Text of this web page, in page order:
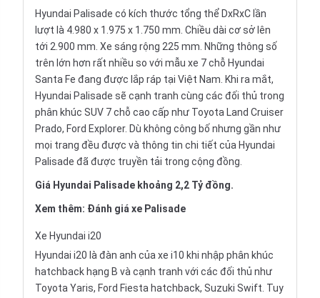
Hyundai Palisade có kích thước tổng thể DxRxC lần
lượt là 4.980 x 1.975 x 1.750 mm. Chiều dài cơ sở lên
tới 2.900 mm. Xe sáng rộng 225 mm. Những thông số
trên lớn hơn rất nhiều so với mẫu xe 7 chỗ Hyundai
Santa Fe đang được lắp ráp tại Việt Nam. Khi ra mắt,
Hyundai Palisade sẽ cạnh tranh cùng các đối thủ trong
phân khúc SUV 7 chỗ cao cấp như Toyota Land Cruiser
Prado, Ford Explorer. Dù không công bố nhưng gần như
mọi trang đều được và thông tin chi tiết của Hyundai
Palisade đã được truyền tải trong cộng đồng.
Giá Hyundai Palisade khoảng 2,2 Tỷ đồng.
Xem thêm: Đánh giá xe Palisade
Xe Hyundai i20
Hyundai i20 là đàn anh của xe i10 khi nhập phân khúc
hatchback hạng B và cạnh tranh với các đối thủ như
Toyota Yaris, Ford Fiesta hatchback, Suzuki Swift. Tuy